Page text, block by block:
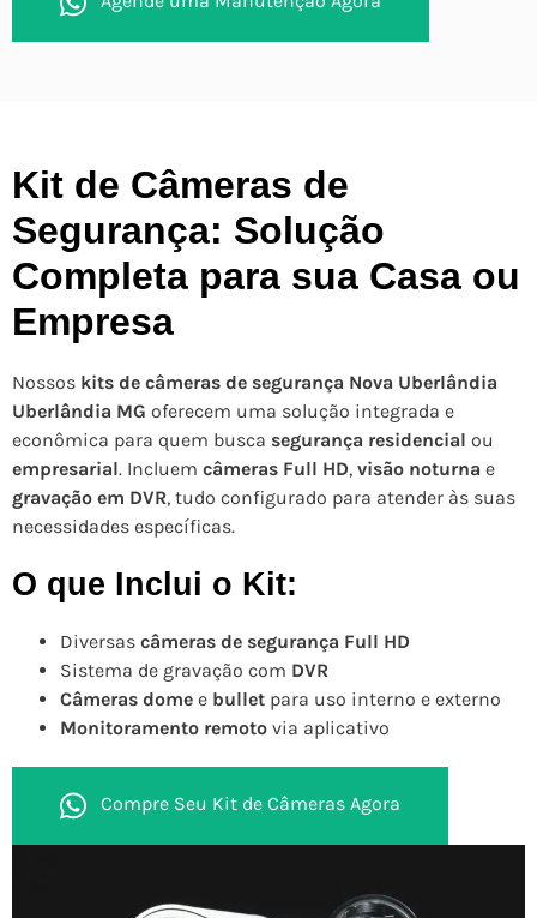
Kit de Câmeras de
Segurança: Solução
Completa para sua Casa ou
Empresa
Nossos kits de câmeras de segurança Nova Uberlândia
Uberlândia MG oferecem uma solução integrada e
econômica para quem busca segurança residencial ou
empresarial. Incluem câmeras Full HD, visão noturna e
gravação em DVR, tudo configurado para atender às suas
necessidades específicas.
O que Inclui o Kit:
Diversas câmeras de segurança Full HD
Sistema de gravação com DVR
Câmeras dome e bullet para uso interno e externo
Monitoramento remoto via aplicativo
Compre Seu Kit de Câmeras Agora